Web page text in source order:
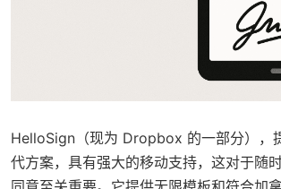
HelloSign（现为 Dropbox 的一部分），
代方案，具有强大的移动支持，这对于随